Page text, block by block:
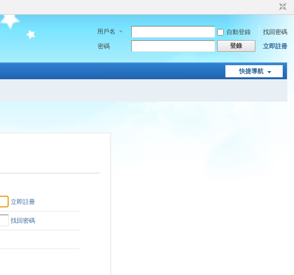
用戶名 自動登錄
找回密碼
密碼
登錄 立即註冊
快捷導航
立即註冊
找回密碼